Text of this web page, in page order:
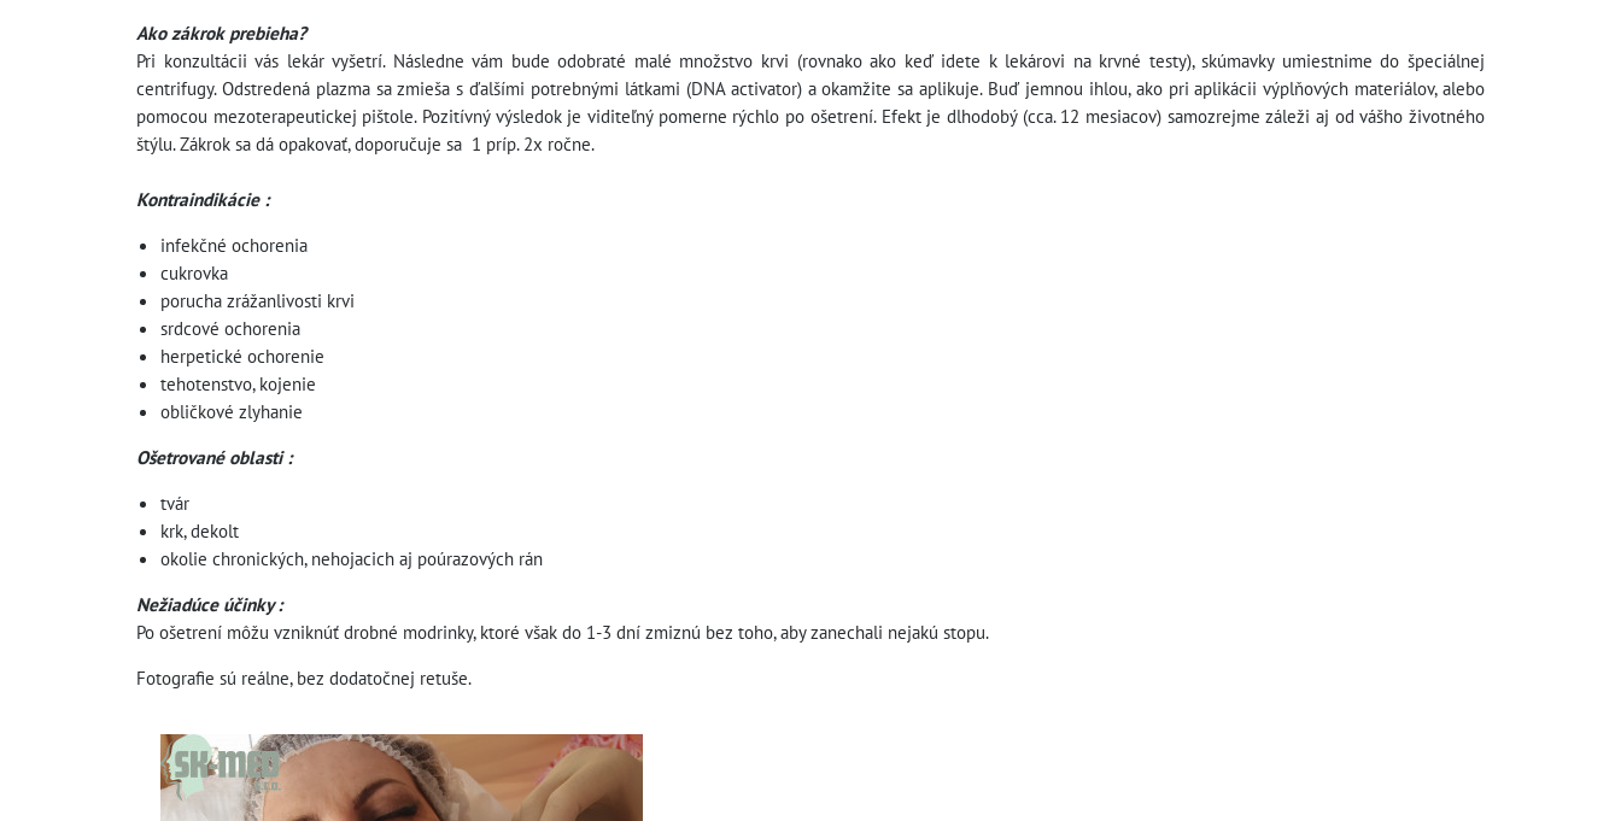
Ako zákrok prebieha?
Pri konzultácii vás lekár vyšetrí. Následne vám bude odobraté malé množstvo krvi (rovnako ako keď idete k lekárovi na krvné testy), skúmavky umiestnime do špeciálnej
centrifugy. Odstredená plazma sa zmieša s ďalšími potrebnými látkami (DNA activator) a okamžite sa aplikuje. Buď jemnou ihlou, ako pri aplikácii výplňových materiálov, alebo
pomocou mezoterapeutickej pištole. Pozitívný výsledok je viditeľný pomerne rýchlo po ošetrení. Efekt je dlhodobý (cca. 12 mesiacov) samozrejme záleži aj od vášho životného
štýlu. Zákrok sa dá opakovať, doporučuje sa 1 príp. 2x ročne.
Kontraindikácie :
infekčné ochorenia
cukrovka
porucha zrážanlivosti krvi
srdcové ochorenia
herpetické ochorenie
tehotenstvo, kojenie
obličkové zlyhanie
Ošetrované oblasti :
tvár
krk, dekolt
okolie chronických, nehojacich aj poúrazových rán
Nežiadúce účinky :
Po ošetrení môžu vzniknúť drobné modrinky, ktoré však do 1-3 dní zmiznú bez toho, aby zanechali nejakú stopu.
Fotografie sú reálne, bez dodatočnej retuše.